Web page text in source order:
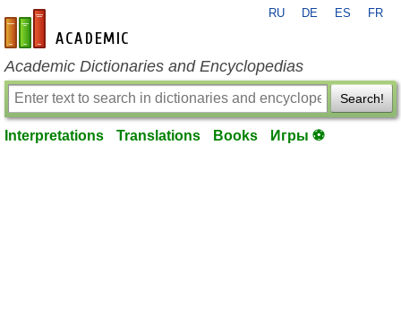
en-academic.com
RU DE ES FR
Academic Dictionaries and Encyclopedias
Search!
Interpretations Translations Books Игры ⚽